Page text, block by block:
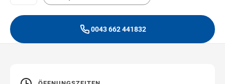
MITTWOCH 19:30
Freitag
0043 662 441832